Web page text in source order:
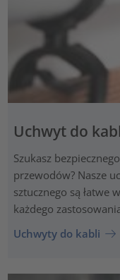
Uchwyt do
Szukasz
przewodów? Nasze
sztucznego są łatwe
każdego
Uchwyty do kabli